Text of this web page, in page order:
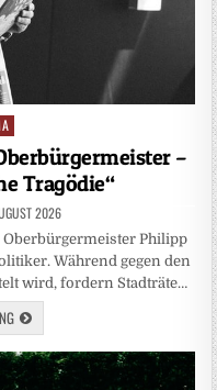
–
Tragödie“
2026
Oberbürgermeister Philipp
Während gegen den
wird, fordern Stadträte…